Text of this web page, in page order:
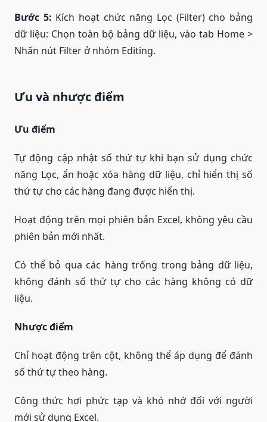
Bước 5: Kích hoạt chức năng Lọc (Filter) cho bảng
dữ liệu: Chọn toàn bộ bảng dữ liệu, vào tab Home >
Nhấn nút Filter ở nhóm Editing.
Ưu và nhược điểm
Ưu điểm
Tự động cập nhật số thứ tự khi bạn sử dụng chức
năng Lọc, ẩn hoặc xóa hàng dữ liệu, chỉ hiển thị số
thứ tự cho các hàng đang được hiển thị.
Hoạt động trên mọi phiên bản Excel, không yêu cầu
phiên bản mới nhất.
Có thể bỏ qua các hàng trống trong bảng dữ liệu,
không đánh số thứ tự cho các hàng không có dữ
liệu.
Nhược điểm
Chỉ hoạt động trên cột, không thể áp dụng để đánh
số thứ tự theo hàng.
Công thức hơi phức tạp và khó nhớ đối với người
mới sử dụng Excel.